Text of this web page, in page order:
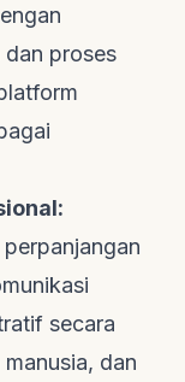
dan proses
secara
dan